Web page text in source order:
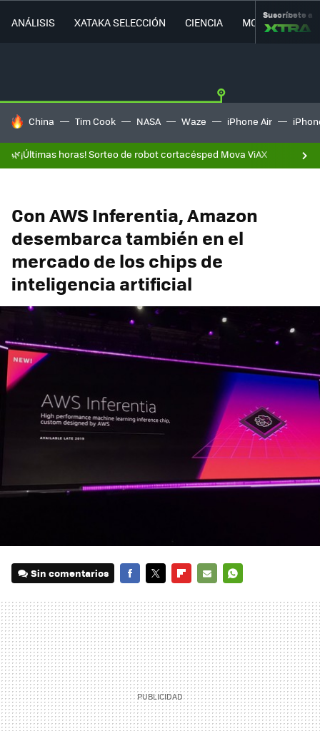
ANÁLISIS XATAKA SELECCIÓN CIENCIA MOVILIDAD
Suscríbete a
HOY SE HABLA DE
China Tim Cook NASA Waze iPhone Air
🌿¡Últimas horas! Sorteo de robot cortacésped Mova ViAX
Con AWS Inferentia, Amazon
desembarca también en el
mercado de los chips de
inteligencia artificial
Sin comentarios
MAIL